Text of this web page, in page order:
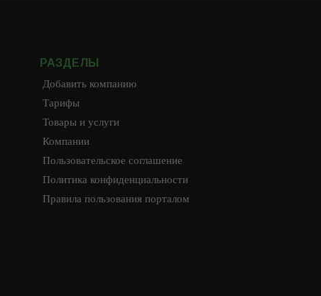
РАЗДЕЛЫ
Добавить компанию
Тарифы
Товары и услуги
Компании
Пользовательское соглашение
Политика конфиденциальности
Правила пользования порталом